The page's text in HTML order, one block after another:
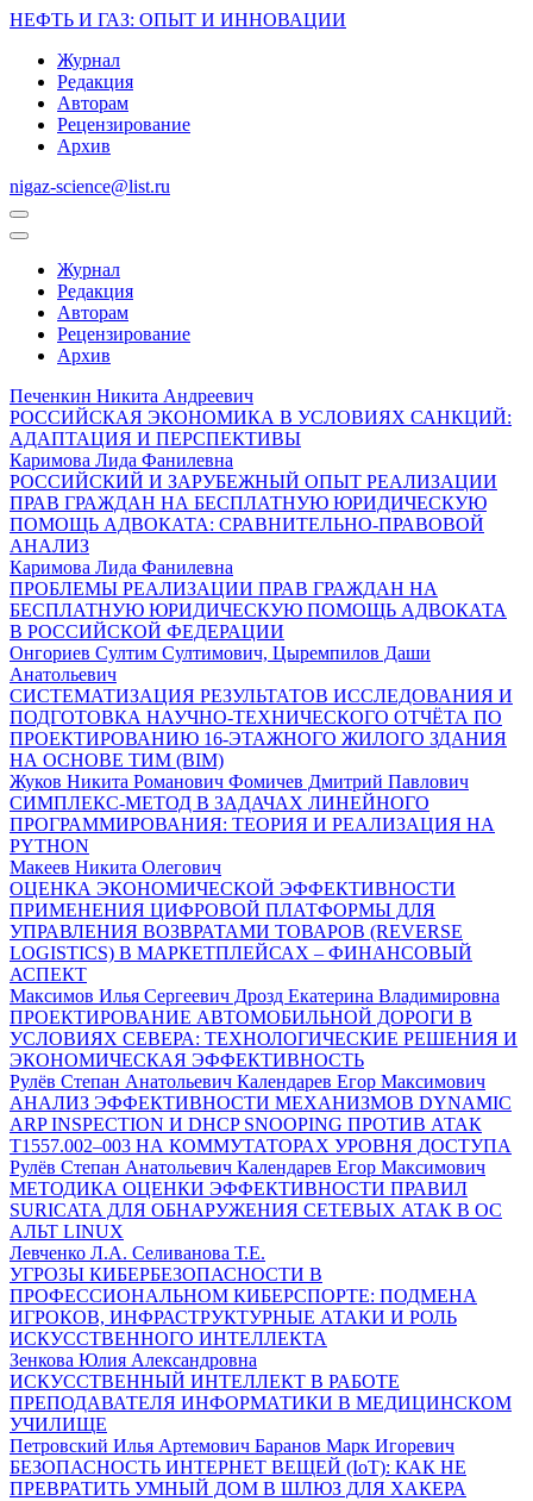
НЕФТЬ И ГАЗ: ОПЫТ И ИННОВАЦИИ
Журнал
Редакция
Авторам
Рецензирование
Архив
nigaz-science@list.ru
Журнал
Редакция
Авторам
Рецензирование
Архив
Печенкин Никита Андреевич
РОССИЙСКАЯ ЭКОНОМИКА В УСЛОВИЯХ САНКЦИЙ:
АДАПТАЦИЯ И ПЕРСПЕКТИВЫ
Каримова Лида Фанилевна
РОССИЙСКИЙ И ЗАРУБЕЖНЫЙ ОПЫТ РЕАЛИЗАЦИИ
ПРАВ ГРАЖДАН НА БЕСПЛАТНУЮ ЮРИДИЧЕСКУЮ
ПОМОЩЬ АДВОКАТА: СРАВНИТЕЛЬНО-ПРАВОВОЙ
АНАЛИЗ
Каримова Лида Фанилевна
ПРОБЛЕМЫ РЕАЛИЗАЦИИ ПРАВ ГРАЖДАН НА
БЕСПЛАТНУЮ ЮРИДИЧЕСКУЮ ПОМОЩЬ АДВОКАТА
В РОССИЙСКОЙ ФЕДЕРАЦИИ
Онгориев Султим Султимович, Цыремпилов Даши
Анатольевич
СИСТЕМАТИЗАЦИЯ РЕЗУЛЬТАТОВ ИССЛЕДОВАНИЯ И
ПОДГОТОВКА НАУЧНО-ТЕХНИЧЕСКОГО ОТЧЁТА ПО
ПРОЕКТИРОВАНИЮ 16-ЭТАЖНОГО ЖИЛОГО ЗДАНИЯ
НА ОСНОВЕ ТИМ (BIM)
Жуков Никита Романович Фомичев Дмитрий Павлович
СИМПЛЕКС-МЕТОД В ЗАДАЧАХ ЛИНЕЙНОГО
ПРОГРАММИРОВАНИЯ: ТЕОРИЯ И РЕАЛИЗАЦИЯ НА
PYTHON
Макеев Никита Олегович
ОЦЕНКА ЭКОНОМИЧЕСКОЙ ЭФФЕКТИВНОСТИ
ПРИМЕНЕНИЯ ЦИФРОВОЙ ПЛАТФОРМЫ ДЛЯ
УПРАВЛЕНИЯ ВОЗВРАТАМИ ТОВАРОВ (REVERSE
LOGISTICS) В МАРКЕТПЛЕЙСАХ – ФИНАНСОВЫЙ
АСПЕКТ
Максимов Илья Сергеевич Дрозд Екатерина Владимировна
ПРОЕКТИРОВАНИЕ АВТОМОБИЛЬНОЙ ДОРОГИ В
УСЛОВИЯХ СЕВЕРА: ТЕХНОЛОГИЧЕСКИЕ РЕШЕНИЯ И
ЭКОНОМИЧЕСКАЯ ЭФФЕКТИВНОСТЬ
Рулёв Степан Анатольевич Календарев Егор Максимович
АНАЛИЗ ЭФФЕКТИВНОСТИ МЕХАНИЗМОВ DYNAMIC
ARP INSPECTION И DHCP SNOOPING ПРОТИВ АТАК
T1557.002–003 НА КОММУТАТОРАХ УРОВНЯ ДОСТУПА
Рулёв Степан Анатольевич Календарев Егор Максимович
МЕТОДИКА ОЦЕНКИ ЭФФЕКТИВНОСТИ ПРАВИЛ
SURICATA ДЛЯ ОБНАРУЖЕНИЯ СЕТЕВЫХ АТАК В ОС
АЛЬТ LINUX
Левченко Л.А. Селиванова Т.Е.
УГРОЗЫ КИБЕРБЕЗОПАСНОСТИ В
ПРОФЕССИОНАЛЬНОМ КИБЕРСПОРТЕ: ПОДМЕНА
ИГРОКОВ, ИНФРАСТРУКТУРНЫЕ АТАКИ И РОЛЬ
ИСКУССТВЕННОГО ИНТЕЛЛЕКТА
Зенкова Юлия Александровна
ИСКУССТВЕННЫЙ ИНТЕЛЛЕКТ В РАБОТЕ
ПРЕПОДАВАТЕЛЯ ИНФОРМАТИКИ В МЕДИЦИНСКОМ
УЧИЛИЩЕ
Петровский Илья Артемович Баранов Марк Игоревич
БЕЗОПАСНОСТЬ ИНТЕРНЕТ ВЕЩЕЙ (IoT): КАК НЕ
ПРЕВРАТИТЬ УМНЫЙ ДОМ В ШЛЮЗ ДЛЯ ХАКЕРА